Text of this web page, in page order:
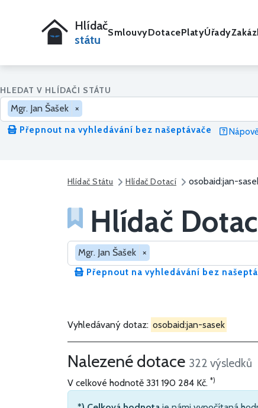
Hlídač
státu
SmlouvyDotacePlatyÚřady
HLEDAT V HLÍDAČI STÁTU
Mgr. Jan Šašek ×
Přepnout na vyhledávání bez našeptávače
Hlídač Státu Hlídač Dotací osobaid:jan-
Hlídač
Hledat v dotacích
Mgr. Jan Šašek ×
Přepnout na vyhledávání bez
Vyhledávaný dotaz: osobaid:jan-sasek
Nalezené dotace 322 výsledků
V celkové hodnotě 331 190 284 Kč. *)